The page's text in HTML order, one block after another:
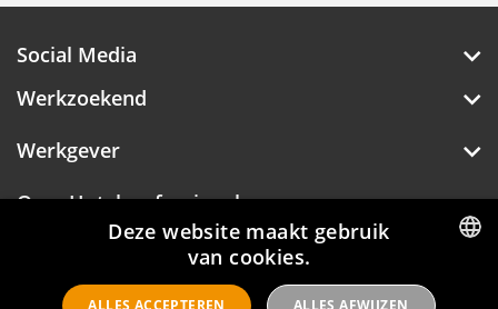
Social Media
Werkzoekend
Werkgever
Over Hotelprofessionals
Hotelprofessionals
DUTCH
Deze website maakt gebruik
van cookies.
ALLES ACCEPTEREN ALLES AFWIJZEN